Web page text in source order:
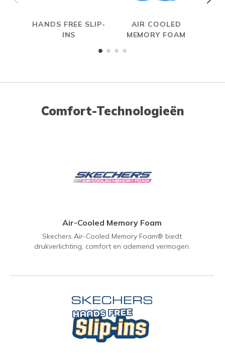
HANDS FREE SLIP-
INS
AIR COOLED
MEMORY FOAM
Comfort-Technologieën
Air-Cooled Memory Foam
Skechers Air-Cooled Memory Foam® biedt
drukverlichting, comfort en ademend vermogen.